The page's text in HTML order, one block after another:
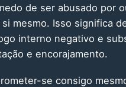
de ser abusado por
mesmo. Isso significa
interno negativo e
e encorajamento.
se consigo